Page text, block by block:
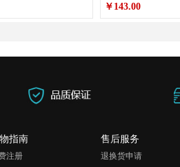
￥143.00
指南
注册
售后服务
退换货申请